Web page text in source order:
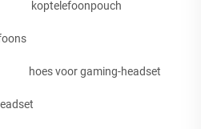
koptelefoonpouch
hoes voor gaming-headset